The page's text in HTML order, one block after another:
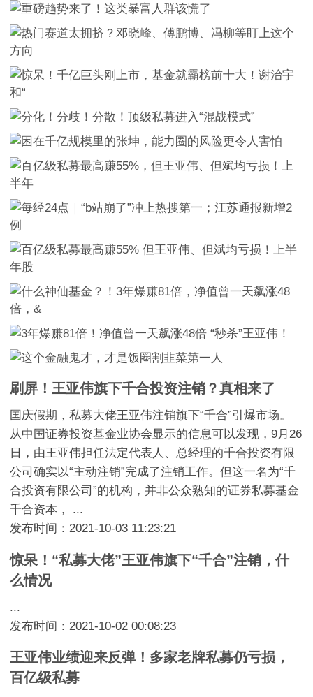
刷屏！王亚伟旗下千合投资注销？真相来了
国庆假期，私募大佬王亚伟注销旗下“千合”引爆市场。
从中国证券投资基金业协会显示的信息可以发现，9月26
日，由王亚伟担任法定代表人、总经理的千合投资有限
公司确实以“主动注销”完成了注销工作。但这一名为“千
合投资有限公司”的机构，并非公众熟知的证券私募基金
千合资本， ...
发布时间：2021-10-03 11:23:21
惊呆！“私募大佬”王亚伟旗下“千合”注销，什
么情况
...
发布时间：2021-10-02 00:08:23
王亚伟业绩迎来反弹！多家老牌私募仍亏损，
百亿级私募